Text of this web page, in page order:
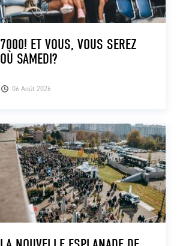
06 Août 2026
7000! ET VOUS, VOUS SEREZ
OÙ SAMEDI?